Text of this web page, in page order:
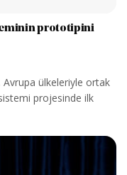
prototipini
ülkeleriyle ortak
projesinde ilk